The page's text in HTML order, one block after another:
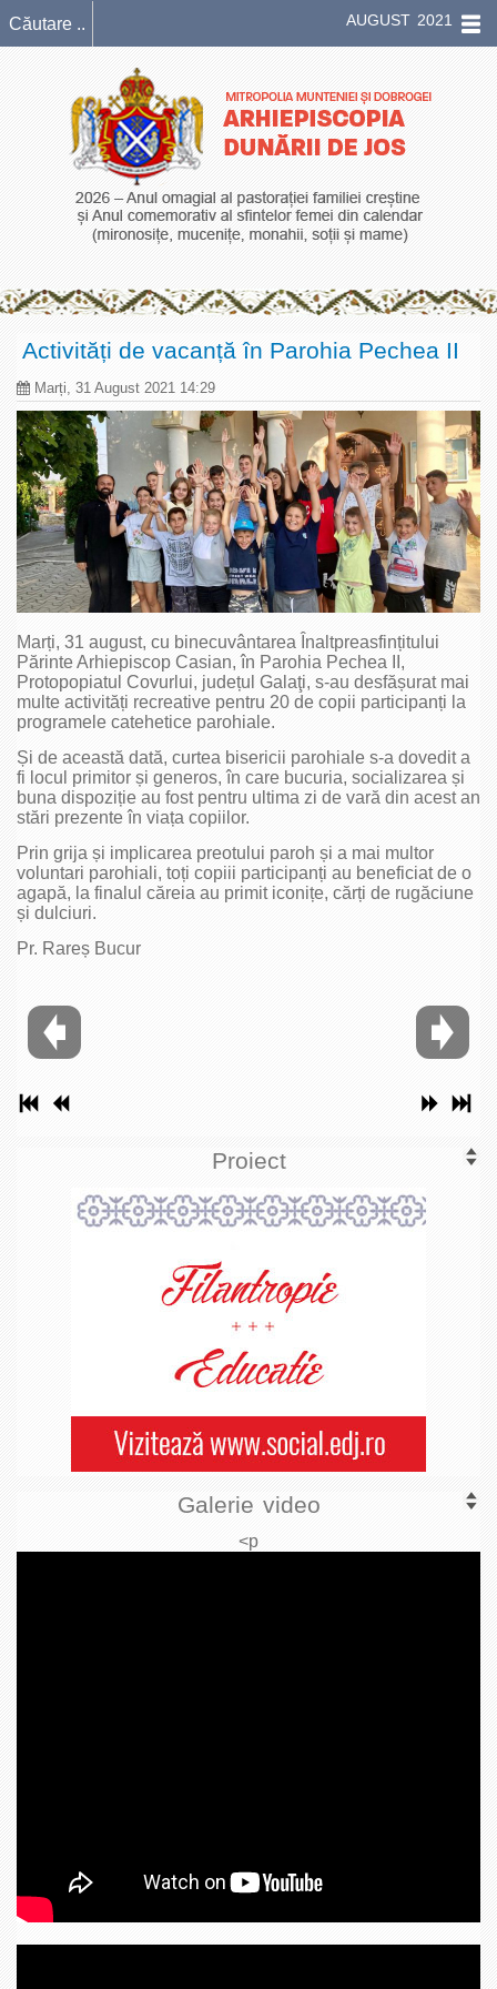
AUGUST 2021
Activități de vacanță în Parohia Pechea II
Marți, 31 August 2021 14:29
Marți, 31 august, cu binecuvântarea Înaltpreasfințitului
Părinte Arhiepiscop Casian, în Parohia Pechea II,
Protopopiatul Covurlui, județul Galaţi, s-au desfășurat mai
multe activități recreative pentru 20 de copii participanți la
programele catehetice parohiale.
Și de această dată, curtea bisericii parohiale s-a dovedit a
fi locul primitor și generos, în care bucuria, socializarea și
buna dispoziție au fost pentru ultima zi de vară din acest an
stări prezente în viața copiilor.
Prin grija și implicarea preotului paroh și a mai multor
voluntari parohiali, toți copiii participanți au beneficiat de o
agapă, la finalul căreia au primit iconițe, cărți de rugăciune
și dulciuri.
Pr. Rareș Bucur
Proiect
Galerie video
<p